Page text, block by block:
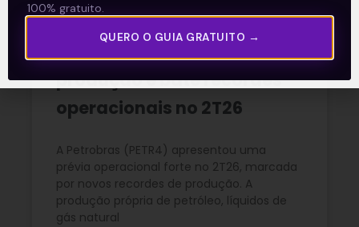
Petrobras (PETR4) amplia
produção e bate recordes
operacionais no 2T26
A Petrobras (PETR4) apresentou uma
prévia operacional forte no 2T26, marcada
por novos recordes de produção. A
produção própria de petróleo, líquidos de
gás natural
100% gratuito.
QUERO O GUIA GRATUITO →